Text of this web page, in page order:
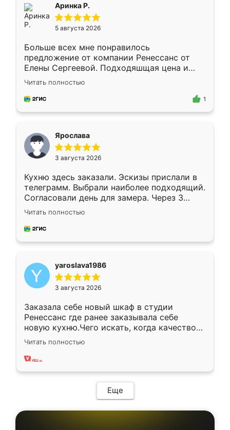
Аринка Р.
5 августа 2026
Больше всех мне понравилось
предложение от компании Ренессанс от
Елены Сергеевой. Подходяшщая цена и
короткие сроки изготовления. Приехавший
для замера сотрудник Владислав
предложил по моему эскизу самый
Читать полностью
1
Ярослава
3 августа 2026
Кухню здесь заказали. Эскизы прислали в
телеграмм. Выбрали наиболее подходящий.
Согласовали день для замера. Через 3
недели кухня была уже готова. Остались
довольны работой. Спасибо Ренессанс
мебель за качественную работу!
Читать полностью
yaroslava1986
3 августа 2026
Заказала себе новый шкаф в студии
Ренессанс где ранее заказывала себе
новую кухню.Чего искать, когда качеством
вполне довольна. Служит кухня уже почти
два года, нареканий нет.
Читать полностью
Еще